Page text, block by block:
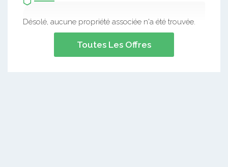
Désolé, aucune propriété associée n'a été trouvée.
Toutes Les Offres